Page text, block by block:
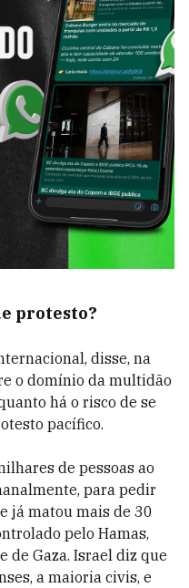
protesto?
disse, na
o domínio da multidão
há o risco de se
pacífico.
de pessoas ao
para pedir
já matou mais de 30
pelo Hamas,
de Gaza. Israel diz que
a maioria civis, e